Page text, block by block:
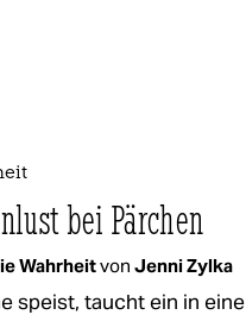
bei Pärchen
Wahrheitvon Jenni Zylka
speist, taucht ein in eine